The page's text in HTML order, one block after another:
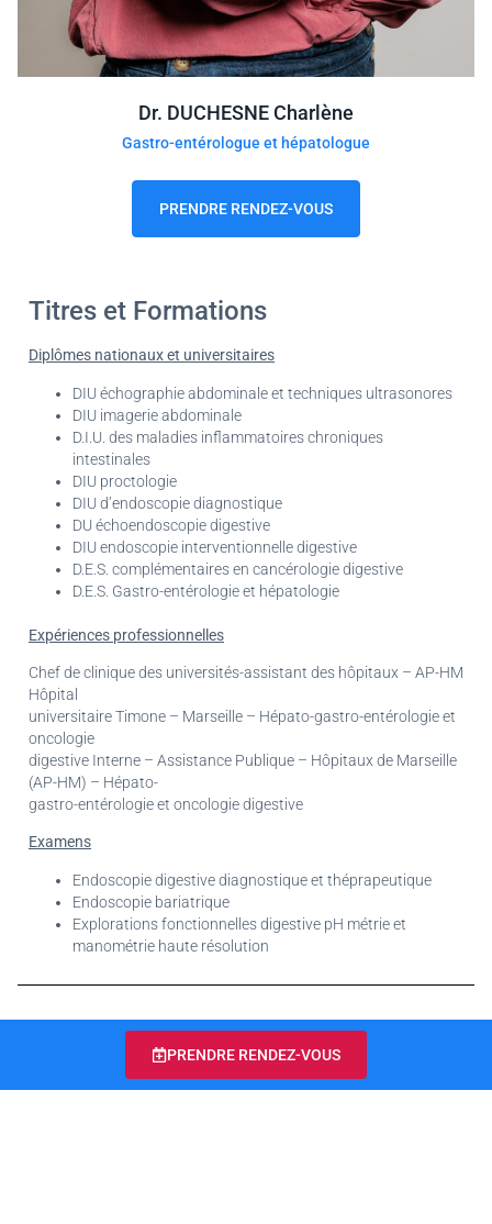
Dr. DUCHESNE Charlène
Gastro-entérologue et hépatologue
PRENDRE RENDEZ-VOUS
Titres et Formations
Diplômes nationaux et universitaires
DIU échographie abdominale et techniques ultrasonores
DIU imagerie abdominale
D.I.U. des maladies inflammatoires chroniques
intestinales
DIU proctologie
DIU d’endoscopie diagnostique
DU échoendoscopie digestive
DIU endoscopie interventionnelle digestive
D.E.S. complémentaires en cancérologie digestive
D.E.S. Gastro-entérologie et hépatologie
Expériences professionnelles
Chef de clinique des universités-assistant des hôpitaux – AP-HM
Hôpital
universitaire Timone – Marseille – Hépato-gastro-entérologie et
oncologie
digestive Interne – Assistance Publique – Hôpitaux de Marseille
(AP-HM) – Hépato-
gastro-entérologie et oncologie digestive
Examens
Endoscopie digestive diagnostique et théprapeutique
Endoscopie bariatrique
Explorations fonctionnelles digestive pH métrie et
manométrie haute résolution
PRENDRE RENDEZ-VOUS